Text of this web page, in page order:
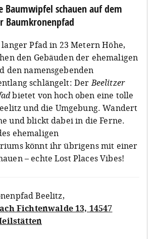
Baumwipfel schauen auf dem
Baumkronenpfad
Pfad in 23 Metern Höhe,
den Gebäuden der ehemaligen
den namensgebenden
schlängelt: DerBeelitzer
bietet von hoch oben eine tolle
und die Umgebung. Wandert
und blickt dabei in die Ferne.
ehemaligen
könnt ihr übrigens mit einer
– echte Lost Places Vibes!
Beelitz,
Fichtenwalde 13, 14547